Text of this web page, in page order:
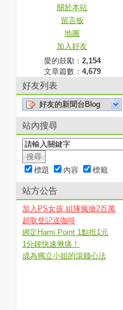
關於本站
留言板
地圖
加入好友
愛的鼓勵： 2,154
文章篇數： 4,679
好友列表
好友的新聞台Blog
站內搜尋
標題 內容 標籤
站方公告
加入PS女孩 組隊瘋搶2百萬
超取登記送咖啡
綁定Hami Point 1點抵1元
1分鐘快速揪痛！
成為獨立小姐的滾錢心法